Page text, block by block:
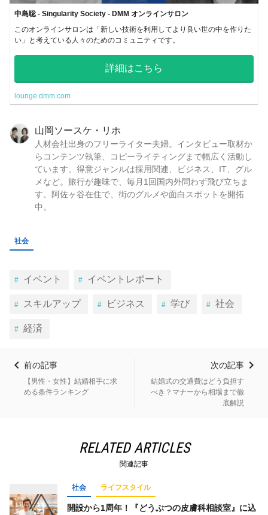
中島聡 - Singularity Society - DMM オンラインサロン
このオンラインサロンは「新しい技術を利用してより良い世の中を作りた
い」と考えている人々のためのコミュニティです。
詳細はこちら
lounge.dmm.com
山岡ソースケ・リホ
人材会社出身のフリーライター夫婦。インタビュー取材か
らコンテンツ執筆、コピーライティングまで幅広く活動し
ています。得意ジャンルは採用関連、ビジネス、IT、グル
メなど。旅行が趣味で、毎月1回国内外問わず飛び立ちま
す。阿佐ヶ谷在住で、街のグルメや面白スポットを開拓
中。
社会
イベント イベントレポート
スキルアップ ビジネス 学び 社会
経済
前の記事
【男性・女性】結婚相手に求
める条件ランキング
次の記事
結婚式の交通費はどう負担す
べき？マナーから相場まで徹
底解説
RELATED ARTICLES
関連記事
社会 ライフスタイル
開設から1周年！『どうぶつの皮膚科相談室』に込